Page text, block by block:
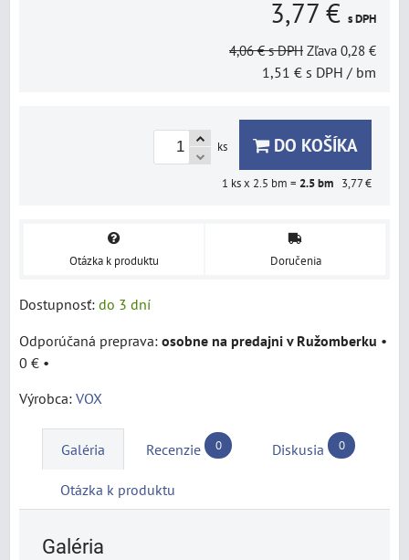
3,77 € s DPH
4,06 € s DPH Zľava 0,28 €
1,51 € s DPH / bm
ks DO KOŠÍKA
1 ks x 2.5 bm = 2.5bm 3,77 €
Otázka k produktu Doručenia
Dostupnosť: do 3 dní
osobne na predajni v Ružomberku •
0 € •
Výrobca: VOX
Galéria Recenzie 0 Diskusia 0
Otázka k produktu
Galéria